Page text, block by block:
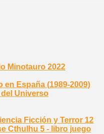
Minotauro 2022
en España (1989-2009)
del Universo
Ficción y Terror 12
Cthulhu 5 - libro juego